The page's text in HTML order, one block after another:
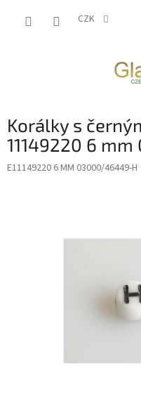
CZK
Korálky s
11149220 6
E11149220 6 MM 03000/46449-H